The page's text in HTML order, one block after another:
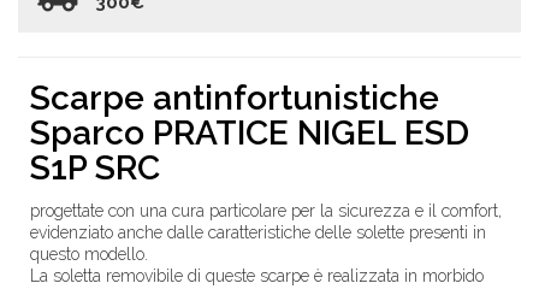
Scarpe antinfortunistiche
Sparco PRATICE NIGEL ESD
S1P SRC
progettate con una cura particolare per la sicurezza e il comfort,
evidenziato anche dalle caratteristiche delle solette presenti in
questo modello.
La soletta removibile di queste scarpe è realizzata in morbido